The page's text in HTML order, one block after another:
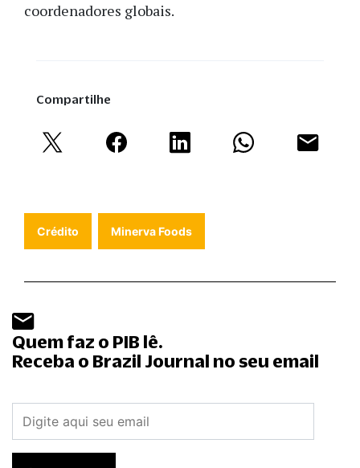
coordenadores globais.
Compartilhe
Crédito Minerva Foods
Quem faz o PIB lê.
Receba o Brazil Journal no seu email